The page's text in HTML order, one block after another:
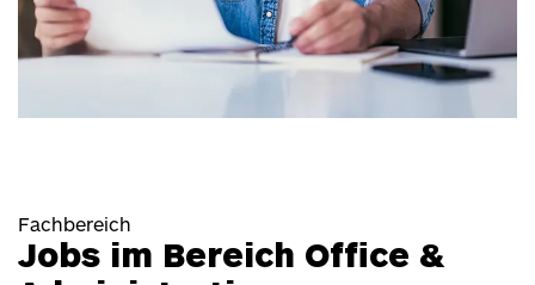
Fachbereich
Jobs im Bereich Office &